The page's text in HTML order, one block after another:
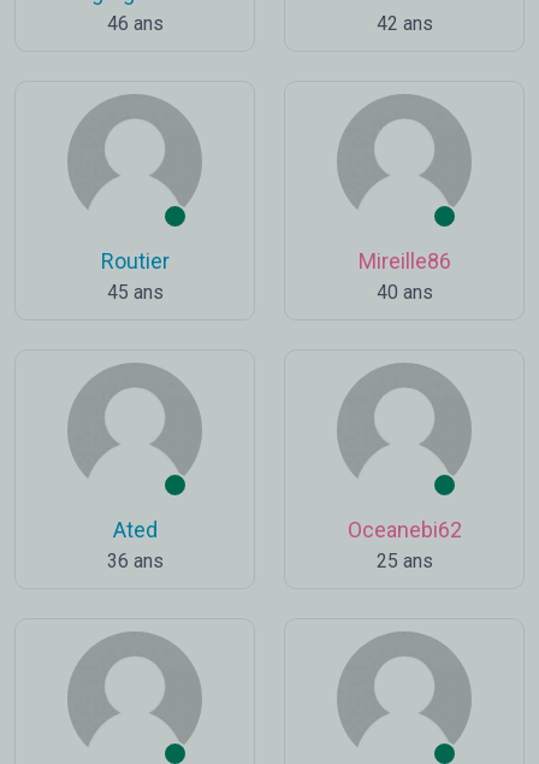
46 ans 42 ans
Routier
45 ans
Mireille86
40 ans
Ated
36 ans
Oceanebi62
25 ans